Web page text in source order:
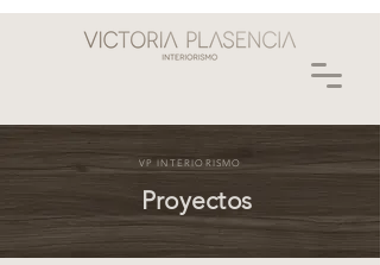
VP INTERIORISMO
Proyectos